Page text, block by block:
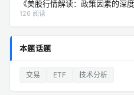
《美股行情解读：政策因素的深度
126 阅读
本题话题
交易 ETF 技术分析